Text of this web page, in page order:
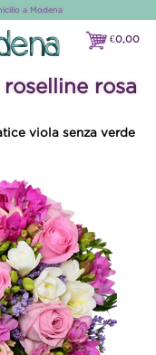
a Modena
€0,00
€0,00
rosa
viola senza verde